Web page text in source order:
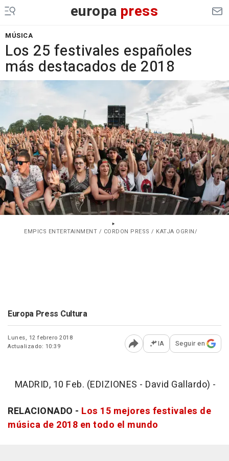
europa press
MÚSICA
Los 25 festivales españoles
más destacados de 2018
EMPICS ENTERTAINMENT / CORDON PRESS / KATJA OGRIN/
Europa Press Cultura
Lunes, 12 febrero 2018
Actualizado: 10:39
Abrir opciones para
IA Seguir en
MADRID, 10 Feb. (EDIZIONES - David Gallardo) -
RELACIONADO - Los 15 mejores festivales de
música de 2018 en todo el mundo